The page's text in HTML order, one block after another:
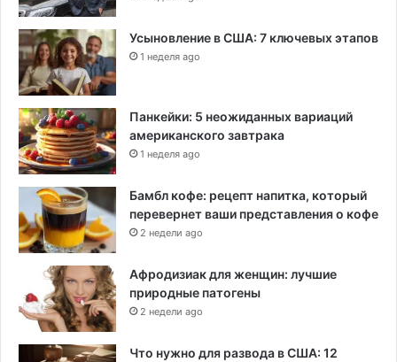
Усыновление в США: 7 ключевых этапов
1 неделя ago
Панкейки: 5 неожиданных вариаций
американского завтрака
1 неделя ago
Бамбл кофе: рецепт напитка, который
перевернет ваши представления о кофе
2 недели ago
Афродизиак для женщин: лучшие
природные патогены
2 недели ago
Что нужно для развода в США: 12